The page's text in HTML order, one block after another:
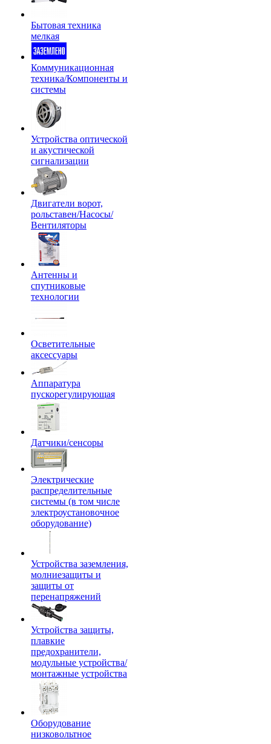
Бытовая техника
мелкая
Коммуникационная
техника/Компоненты и
системы
Устройства оптической
и акустической
сигнализации
Двигатели ворот,
рольставен/Насосы/
Вентиляторы
Антенны и
спутниковые
технологии
Осветительные
аксессуары
Аппаратура
пускорегулирующая
Датчики/сенсоры
Электрические
распределительные
системы (в том числе
электроустановочное
оборудование)
Устройства заземления,
молниезащиты и
защиты от
перенапряжений
Устройства защиты,
плавкие
предохранители,
модульные устройства/
монтажные устройства
Оборудование
низковольтное